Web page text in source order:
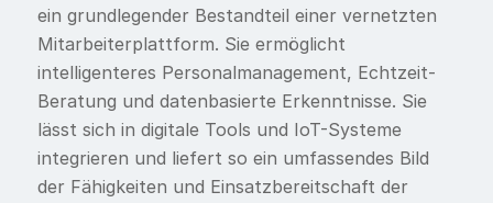
ein grundlegender Bestandteil einer vernetzten
Mitarbeiterplattform. Sie ermöglicht
intelligenteres Personalmanagement, Echtzeit-
Beratung und datenbasierte Erkenntnisse. Sie
lässt sich in digitale Tools und IoT-Systeme
integrieren und liefert so ein umfassendes Bild
der Fähigkeiten und Einsatzbereitschaft der